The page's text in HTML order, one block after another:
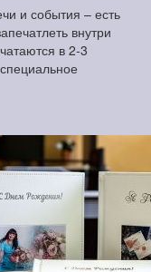
и события – есть
внутри
в 2-3